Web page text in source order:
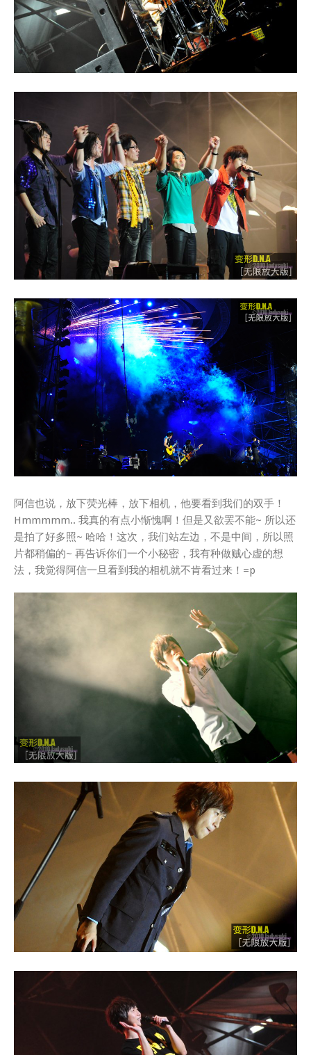
阿信也说，放下荧光棒，放下相机，他要看到我们的双手！
Hmmmmm.. 我真的有点小惭愧啊！但是又欲罢不能~ 所以还
是拍了好多照~ 哈哈！这次，我们站左边，不是中间，所以照
片都稍偏的~ 再告诉你们一个小秘密，我有种做贼心虚的想
法，我觉得阿信一旦看到我的相机就不肯看过来！=p